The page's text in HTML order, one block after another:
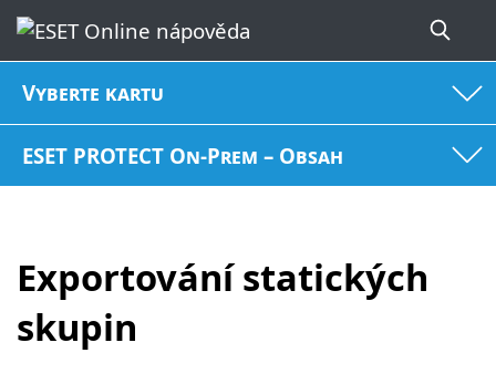
Vyberte kartu
ESET PROTECT On-Prem – Obsah
Exportování statických
skupin